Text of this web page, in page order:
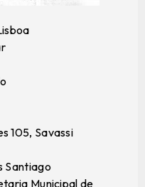
105, Savassi
Santiago
Municipal de